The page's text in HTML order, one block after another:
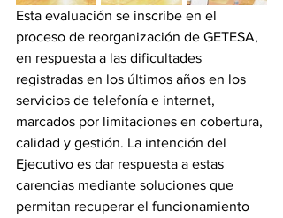
Esta evaluación se inscribe en el
proceso de reorganización de GETESA,
en respuesta a las dificultades
registradas en los últimos años en los
servicios de telefonía e internet,
marcados por limitaciones en cobertura,
calidad y gestión. La intención del
Ejecutivo es dar respuesta a estas
carencias mediante soluciones que
permitan recuperar el funcionamiento